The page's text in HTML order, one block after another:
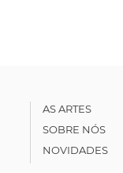
AS ARTES
SOBRE NÓS
NOVIDADES